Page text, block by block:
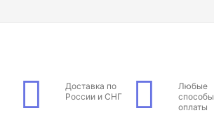
Доставка по
России и СНГ
Любые
способы
оплаты